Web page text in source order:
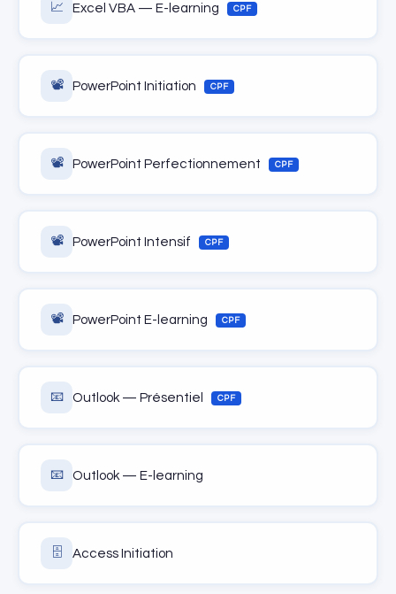
📈 Excel VBA — E-learning CPF
📽️ PowerPoint Initiation CPF
📽️ PowerPoint Perfectionnement CPF
📽️ PowerPoint Intensif CPF
📽️ PowerPoint E-learning CPF
📧 Outlook — Présentiel CPF
📧 Outlook — E-learning
🗄️ Access Initiation